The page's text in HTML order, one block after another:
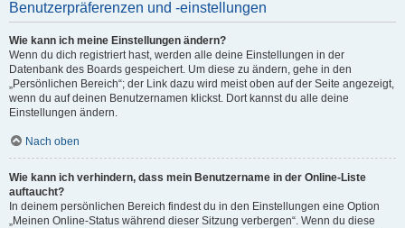
Benutzerpräferenzen und -einstellungen
Wie kann ich meine Einstellungen ändern?
Wenn du dich registriert hast, werden alle deine Einstellungen in der
Datenbank des Boards gespeichert. Um diese zu ändern, gehe in den
„Persönlichen Bereich“; der Link dazu wird meist oben auf der Seite angezeigt,
wenn du auf deinen Benutzernamen klickst. Dort kannst du alle deine
Einstellungen ändern.
Nach oben
Wie kann ich verhindern, dass mein Benutzername in der Online-Liste
auftaucht?
In deinem persönlichen Bereich findest du in den Einstellungen eine Option
„Meinen Online-Status während dieser Sitzung verbergen“. Wenn du diese